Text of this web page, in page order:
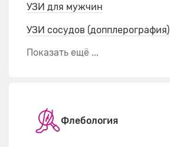
УЗИ для мужчин
УЗИ сосудов (допплерография)
Показать ещё ...
Флебология